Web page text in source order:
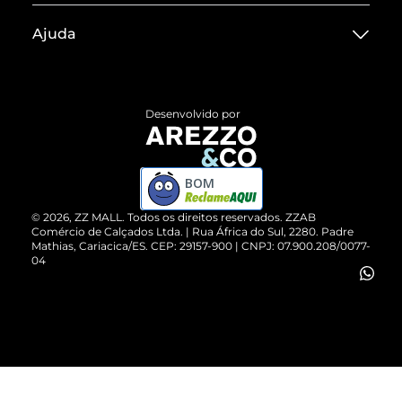
Termos de Uso
ZZ MALL é confiável
Cartão Presente
Vendas Corporativas
Ajuda
Devolução do Produto
Compre pelo WhatsApp
© 2026, ZZ MALL. Todos os direitos reservados. ZZAB
Comércio de Calçados Ltda. | Rua África do Sul, 2280. Padre
Mathias, Cariacica/ES. CEP: 29157-900 | CNPJ: 07.900.208/0077-
04
Desenvolvido por
BOM